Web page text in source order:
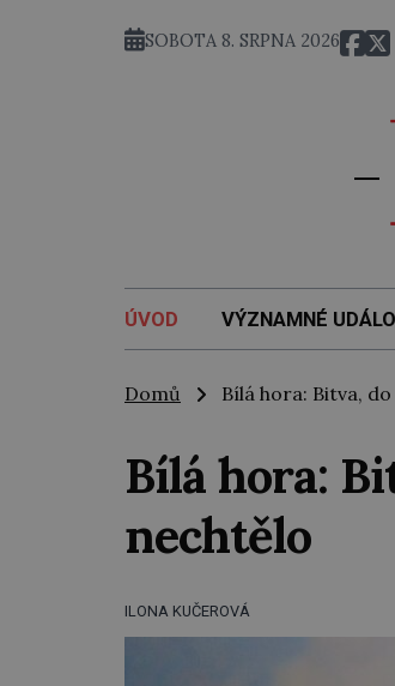
SOBOTA 8. SRPNA 2026
ÚVOD VÝZNAMNÉ
Domů Bílá hora: Bitva,
Bílá hora:
nechtělo
ILONA KUČEROVÁ